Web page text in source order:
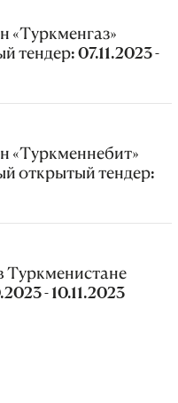
«Туркменгаз»
тендер: 07.11.2023 -
«Туркменнебит»
открытый тендер:
Туркменистане
- 10.11.2023